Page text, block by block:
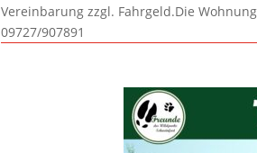
Vereinbarung zzgl. Fahrgeld.Die
09727/907891